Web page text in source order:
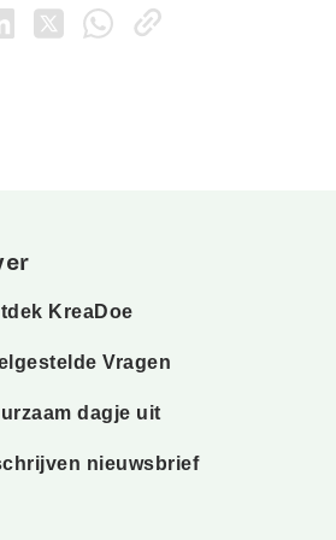
KreaDoe
Vragen
dagje uit
nieuwsbrief